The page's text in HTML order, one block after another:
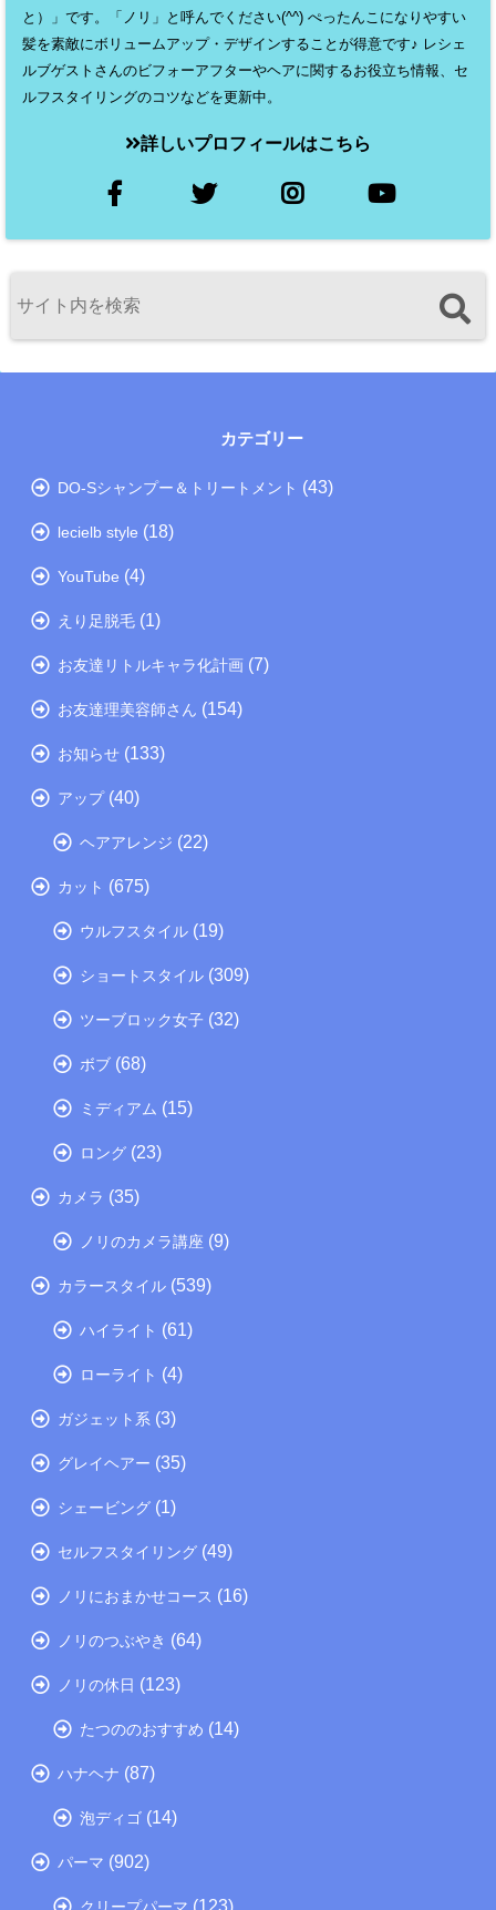
と）」です。「ノリ」と呼んでください(^^) ぺったんこになりやすい
髪を素敵にボリュームアップ・デザインすることが得意です♪ レシェ
ルブゲストさんのビフォーアフターやヘアに関するお役立ち情報、セ
ルフスタイリングのコツなどを更新中。
詳しいプロフィールはこちら
カテゴリー
DO-Sシャンプー＆トリートメント (43)
lecielb style (18)
YouTube (4)
えり足脱毛 (1)
お友達リトルキャラ化計画 (7)
お友達理美容師さん (154)
お知らせ (133)
アップ(40)
ヘアアレンジ (22)
カット (675)
ウルフスタイル (19)
ショートスタイル (309)
ツーブロック女子 (32)
ボブ (68)
ミディアム (15)
ロング (23)
カメラ (35)
ノリのカメラ講座 (9)
カラースタイル (539)
ハイライト (61)
ローライト (4)
ガジェット系 (3)
グレイヘアー (35)
シェービング (1)
セルフスタイリング (49)
ノリにおまかせコース (16)
ノリのつぶやき (64)
ノリの休日 (123)
たつののおすすめ (14)
ハナヘナ (87)
泡ディゴ (14)
パーマ (902)
クリープパーマ (123)